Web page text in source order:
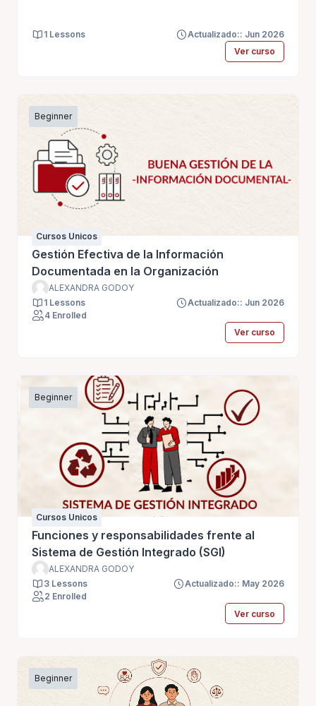
1 Lessons
Actualizado:: Jun 2026
Ver curso
Beginner
Cursos Unicos
Gestión Efectiva de la Información
Documentada en la Organización
ALEXANDRA GODOY
1 Lessons
Actualizado:: Jun 2026
4 Enrolled
Ver curso
Beginner
Cursos Unicos
Funciones y responsabilidades frente al
Sistema de Gestión Integrado (SGI)
ALEXANDRA GODOY
3 Lessons
Actualizado:: May 2026
2 Enrolled
Ver curso
Beginner